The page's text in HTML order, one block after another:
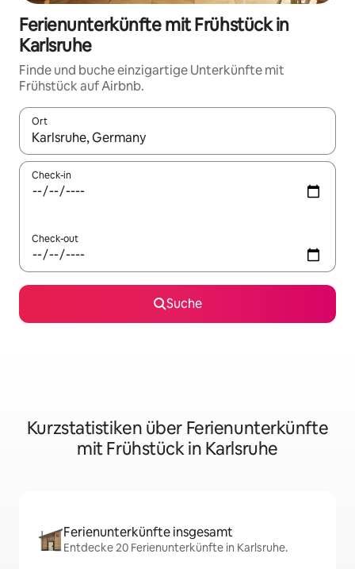
Ferienunterkünfte mit Frühstück in
Karlsruhe
Finde und buche einzigartige Unterkünfte mit
Frühstück auf Airbnb.
Ort
Wenn Ergebnisse verfügbar sind, navigiere mit den
Check-in
Check-out
Suche
Kurzstatistiken über Ferienunterkünfte
mit Frühstück in Karlsruhe
Ferienunterkünfte insgesamt
Entdecke 20 Ferienunterkünfte in Karlsruhe.